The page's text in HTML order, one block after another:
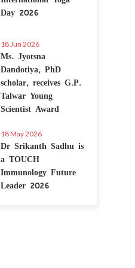
Day 2026
18 Jun 2026
Ms. Jyotsna
Dandotiya, PhD
scholar, receives G.P.
Talwar Young
Scientist Award
18 May 2026
Dr Srikanth Sadhu is
a TOUCH
Immunology Future
Leader 2026